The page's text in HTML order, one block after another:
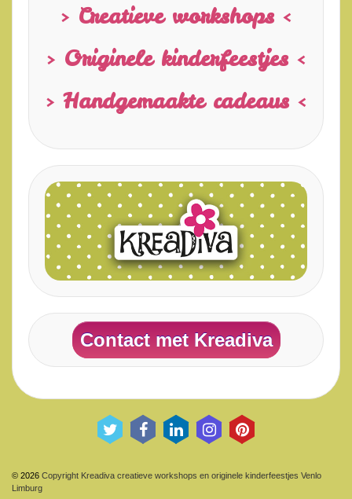
> Creatieve workshops <
> Originele kinderfeestjes <
> Handgemaakte cadeaus <
Contact met Kreadiva
© 2026 Copyright Kreadiva creatieve workshops en originele kinderfeestjes Venlo
Limburg